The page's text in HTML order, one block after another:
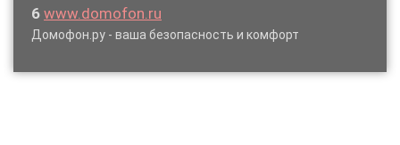
6 www.domofon.ru
Домофон.ру - ваша безопасность и комфорт